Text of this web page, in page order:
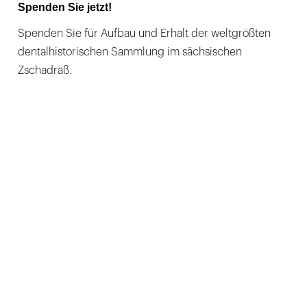
Spenden Sie jetzt!
Spenden Sie für Aufbau und Erhalt der weltgrößten
dentalhistorischen Sammlung im sächsischen
Zschadraß.